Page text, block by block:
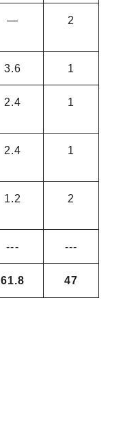
— 2
3.6 1
2.4 1
2.4 1
1.2 2
--- ---
61.8 47